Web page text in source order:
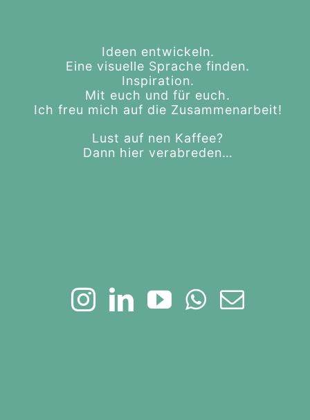
Ideen entwickeln.
Eine visuelle Sprache finden.
Inspiration.
Mit euch und für euch.
Ich freu mich auf die Zusammenarbeit!
Lust auf nen Kaffee?
Dann hier verabreden…